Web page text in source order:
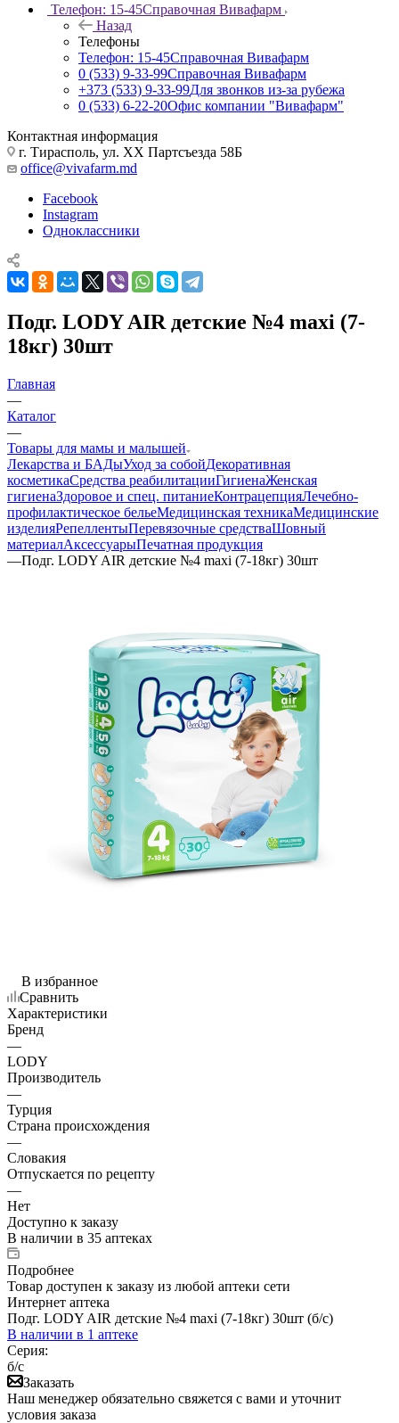
Телефон: 15-45Справочная Вивафарм
Назад
Телефоны
Телефон: 15-45Справочная Вивафарм
0 (533) 9-33-99Справочная Вивафарм
+373 (533) 9-33-99Для звонков из-за рубежа
0 (533) 6-22-20Офис компании "Вивафарм"
Контактная информация
г. Тирасполь, ул. ХХ Партсъезда 58Б
office@vivafarm.md
Facebook
Instagram
Одноклассники
Подг. LODY AIR детские №4 maxi (7-
18кг) 30шт
Главная
—
Каталог
—
Товары для мамы и малышей
Лекарства и БАДыУход за собойДекоративная
косметикаСредства реабилитацииГигиенаЖенская
гигиенаЗдоровое и спец. питаниеКонтрацепцияЛечебно-
профилактическое бельеМедицинская техникаМедицинские
изделияРепеллентыПеревязочные средстваШовный
материалАксессуарыПечатная продукция
—Подг. LODY AIR детские №4 maxi (7-18кг) 30шт
В избранное
Сравнить
Характеристики
Бренд
—
LODY
Производитель
—
Турция
Страна происхождения
—
Словакия
Отпускается по рецепту
—
Нет
Доступно к заказу
В наличии в 35 аптеках
Подробнее
Товар доступен к заказу из любой аптеки сети
Интернет аптека
Подг. LODY AIR детские №4 maxi (7-18кг) 30шт (б/с)
В наличии в 1 аптеке
Серия:
б/с
Заказать
Наш менеджер обязательно свяжется с вами и уточнит
условия заказа